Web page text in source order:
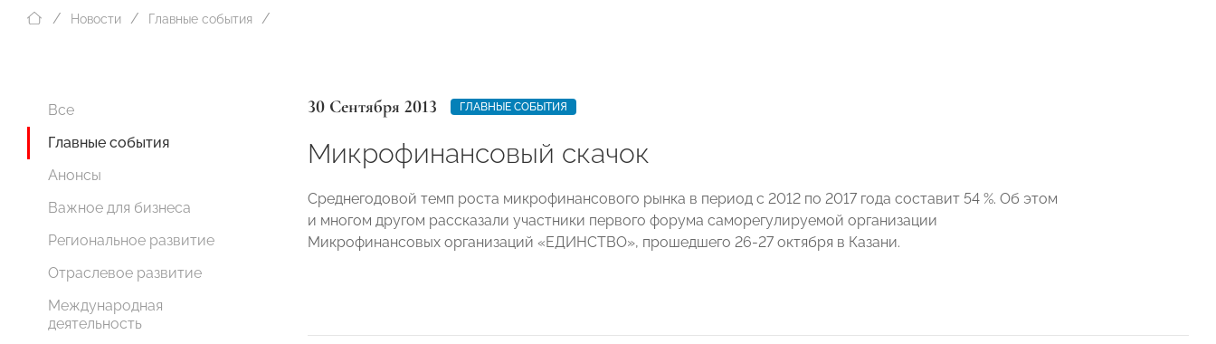
Новости Главные события
Все
Главные события
Анонсы
Важное для бизнеса
Региональное развитие
Отраслевое развитие
Международная
деятельность
30 Сентября 2013 ГЛАВНЫЕ СОБЫТИЯ
Микрофинансовый скачок
Среднегодовой темп роста микрофинансового рынка в период с 2012 по 2017 года составит 54 %. Об этом
и многом другом рассказали участники первого форума саморегулируемой организации
Микрофинансовых организаций «ЕДИНСТВО», прошедшего 26-27 октября в Казани.